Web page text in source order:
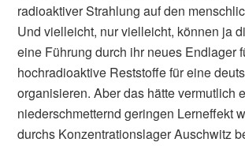
radioaktiver Strahlung auf den
Und vielleicht, nur vielleicht, können ja
eine Führung durch ihr neues Endlager
hochradioaktive Reststoffe für eine
organisieren. Aber das hätte vermutlich
niederschmetternd geringen Lerneffekt
durchs Konzentrationslager Auschwitz